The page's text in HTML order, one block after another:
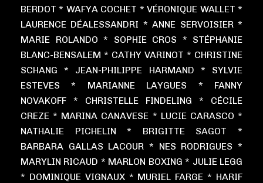
BERDOT * WAFYA COCHET * VÉRONIQUE WALLET *
LAURENCE DÉALESSANDRI * ANNE SERVOISIER *
MARIE ROLANDO * SOPHIE CROS * STÉPHANIE
BLANC-BENSALEM * CATHY VARINOT * CHRISTINE
SCHANG * JEAN-PHILIPPE HARMAND * SYLVIE
ESTEVES * MARIANNE LAYGUES * FANNY
NOVAKOFF * CHRISTELLE FINDELING * CÉCILE
CREZE * MARINA CANAVESE * LUCIE CARASCO *
NATHALIE PICHELIN * BRIGITTE SAGOT *
BARBARA GALLAS LACOUR * NES RODRIGUES *
MARYLIN RICAUD * MARLON BOXING * JULIE LEGG
* DOMINIQUE VIGNAUX * MURIEL FARGE * HARIF